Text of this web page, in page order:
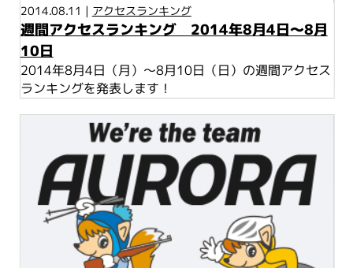
2014.08.11 | アクセスランキング
週間アクセスランキング 2014年8月4日～8月
10日
2014年8月4日（月）～8月10日（日）の週間アクセス
ランキングを発表します！